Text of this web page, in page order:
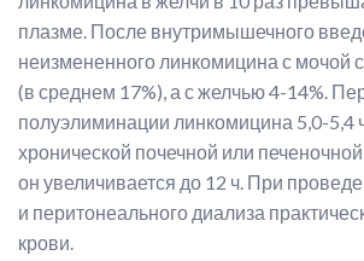
плазме. После внутримышечного
неизмененного линкомицина с мочой
(в среднем 17%), а с желчью 4-14%.
полуэлиминации линкомицина 5,0-5,4
хронической почечной или
он увеличивается до 12 ч. При
и перитонеального диализа
крови.